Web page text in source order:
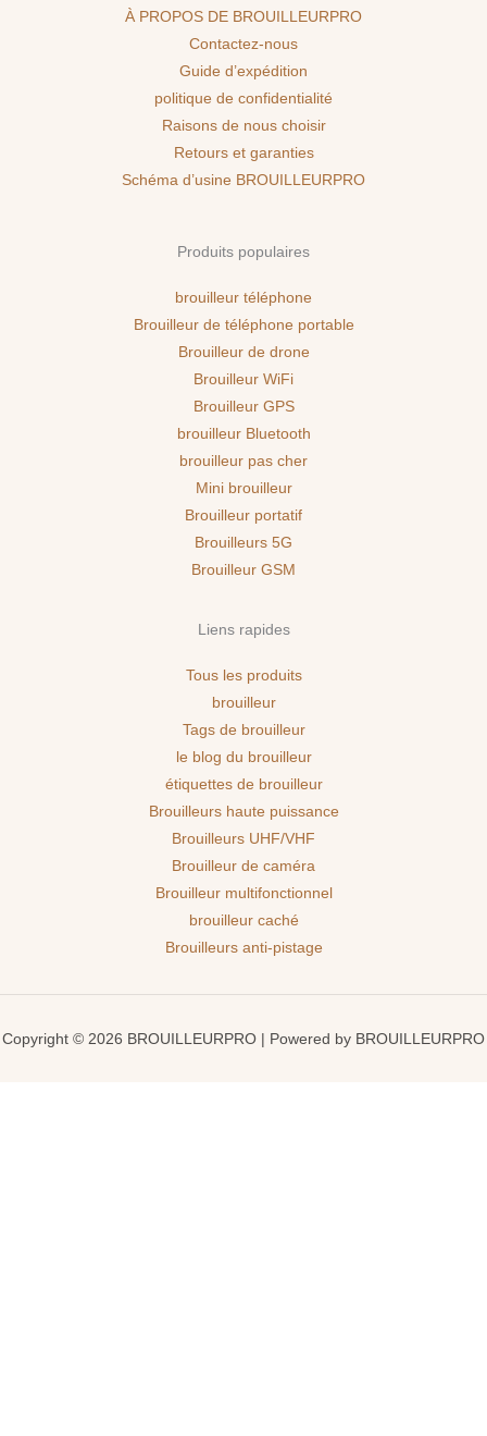
À PROPOS DE BROUILLEURPRO
Contactez-nous
Guide d’expédition
politique de confidentialité
Raisons de nous choisir
Retours et garanties
Schéma d’usine BROUILLEURPRO
Produits populaires
brouilleur téléphone
Brouilleur de téléphone portable
Brouilleur de drone
Brouilleur WiFi
Brouilleur GPS
brouilleur Bluetooth
brouilleur pas cher
Mini brouilleur
Brouilleur portatif
Brouilleurs 5G
Brouilleur GSM
Liens rapides
Tous les produits
brouilleur
Tags de brouilleur
le blog du brouilleur
étiquettes de brouilleur
Brouilleurs haute puissance
Brouilleurs UHF/VHF
Brouilleur de caméra
Brouilleur multifonctionnel
brouilleur caché
Brouilleurs anti-pistage
Copyright © 2026 BROUILLEURPRO | Powered by BROUILLEURPRO